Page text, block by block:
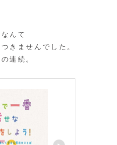
んて
きませんでした。
連続。